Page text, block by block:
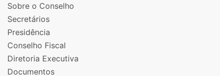
Sobre o Conselho
Secretários
Presidência
Conselho Fiscal
Diretoria Executiva
Documentos